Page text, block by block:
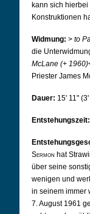
kann sich
Konstruktionen
Widmung: > to
die
McLane (+ 1960)
Priester James
Dauer: 15' 11"
Entstehungszeit:
Sermon hat
über seine
wenigen und
in seinem immer
7. August 1961